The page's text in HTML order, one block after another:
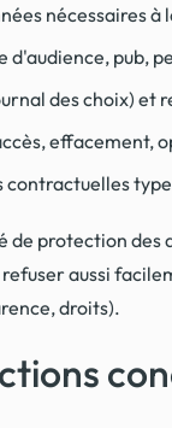
nécessaires à
pub,
des choix)
effacement,
de protection
aussi
droits).